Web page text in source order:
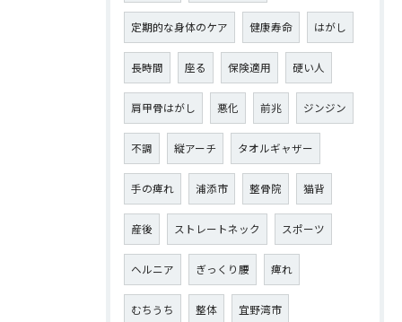
定期的な身体のケア 健康寿命 はがし
長時間 座る 保険適用 硬い人
肩甲骨はがし 悪化 前兆 ジンジン
不調 縦アーチ タオルギャザー
手の痺れ 浦添市 整骨院 猫背
産後 ストレートネック スポーツ
ヘルニア ぎっくり腰 痺れ
むちうち 整体 宜野湾市